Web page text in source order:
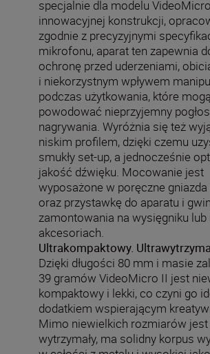
specjalnie dla modelu
innowacyjnej konstrukcji,
zgodnie z precyzyjnymi
mikrofonu, aparat ten zapewnia
ochronę przed uderzeniami,
i niekorzystnym wpływem
podczas użytkowania, które mogą
powodować nieprzyjemny
nagrywania. Wyróżnia się też
niskim profilem, dzięki czemu
smukły set-up, a jednocześnie
jakość dźwięku. Mocowanie jest
wyposażone w poręczne gniazda
oraz przystawkę do aparatu i
zamontowania na wysięgniku lub
akcesoriach.
Ultrakompaktowy.
Dzięki długości 80 mm i masie
39 gramów VideoMicro II jest
kompaktowy i lekki, co czyni go
dodatkiem wspierającym
Mimo niewielkich rozmiarów jest
wytrzymały, ma solidny korpus